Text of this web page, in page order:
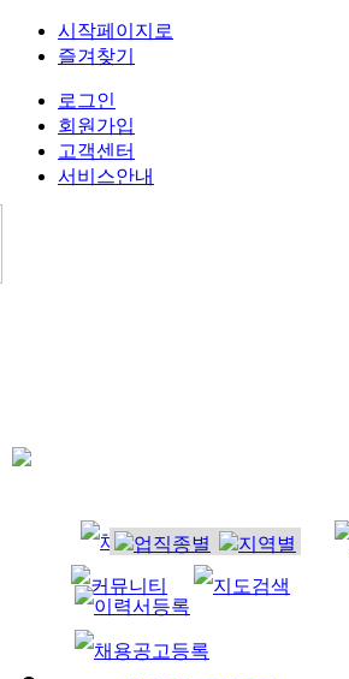
시작페이지로
즐겨찾기
로그인
회원가입
고객센터
서비스안내